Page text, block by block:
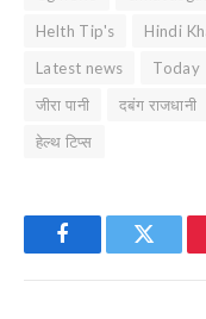
Helth Tip's
Hindi
Latest news
Today
जीरा पानी
दबंग राजधानी
हेल्थ टिप्स
FacebookTwitter